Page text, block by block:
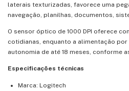
laterais texturizadas, favorece uma
navegação, planilhas, documentos,
O sensor óptico de 1000 DPI oferece
cotidianas, enquanto a alimentação
autonomia de até 18 meses, conforme
Especificações técnicas
Marca: Logitech